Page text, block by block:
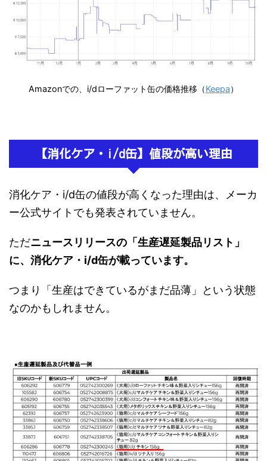
Amazonでの、i/dローファット缶の価格推移（Keepa）
【消化ケア・i/d缶】値段が高い理由
消化ケア・i/d缶の値段が高くなった理由は、メーカ
ー公式サイトでも発表されていません。
ただニュースリリースの「生産遅延製品リスト」
に、消化ケア・i/d缶が載っています。
つまり「生産はできているがまだ品薄」という状態
なのかもしれません。